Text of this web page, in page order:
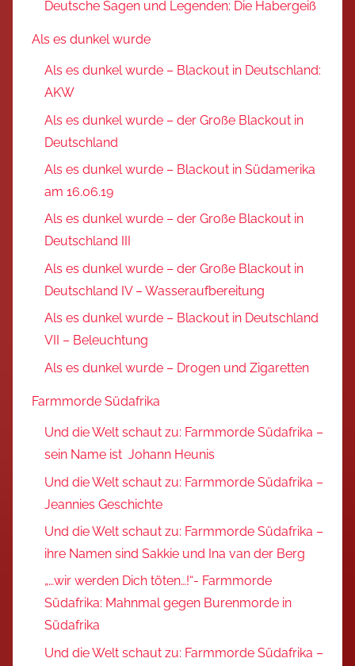
Deutsche Sagen und Legenden: Die Habergeiß
Als es dunkel wurde
Als es dunkel wurde – Blackout in Deutschland:
AKW
Als es dunkel wurde – der Große Blackout in
Deutschland
Als es dunkel wurde – Blackout in Südamerika
am 16.06.19
Als es dunkel wurde – der Große Blackout in
Deutschland III
Als es dunkel wurde – der Große Blackout in
Deutschland IV – Wasseraufbereitung
Als es dunkel wurde – Blackout in Deutschland
VII – Beleuchtung
Als es dunkel wurde – Drogen und Zigaretten
Farmmorde Südafrika
Und die Welt schaut zu: Farmmorde Südafrika –
sein Name ist Johann Heunis
Und die Welt schaut zu: Farmmorde Südafrika –
Jeannies Geschichte
Und die Welt schaut zu: Farmmorde Südafrika –
ihre Namen sind Sakkie und Ina van der Berg
„…wir werden Dich töten…!“- Farmmorde
Südafrika: Mahnmal gegen Burenmorde in
Südafrika
Und die Welt schaut zu: Farmmorde Südafrika –